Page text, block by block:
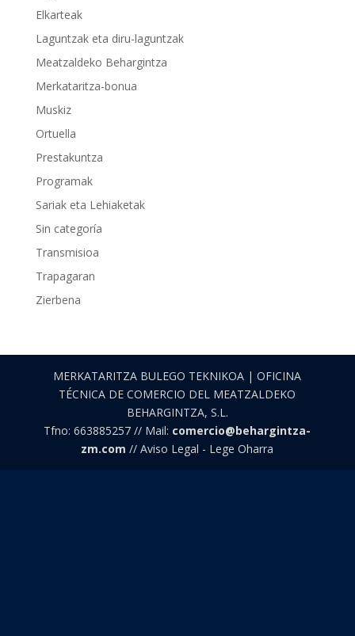
Elkarteak
Laguntzak eta diru-laguntzak
Meatzaldeko Behargintza
Merkataritza-bonua
Muskiz
Ortuella
Prestakuntza
Programak
Sariak eta Lehiaketak
Sin categoría
Transmisioa
Trapagaran
Zierbena
MERKATARITZA BULEGO TEKNIKOA | OFICINA
TÉCNICA DE COMERCIO DEL MEATZALDEKO
BEHARGINTZA, S.L.
Tfno: 663885257 // Mail: comercio@behargintza-
zm.com // Aviso Legal - Lege Oharra